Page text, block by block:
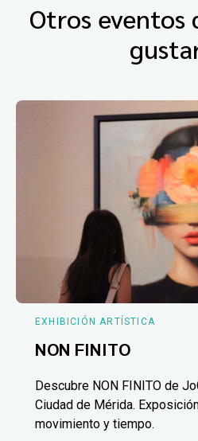
Otros eventos
EXHIBICIÓN ARTÍSTICA
NON FINITO
Descubre NON FINITO de
Ciudad de Mérida.
movimiento y tiempo.